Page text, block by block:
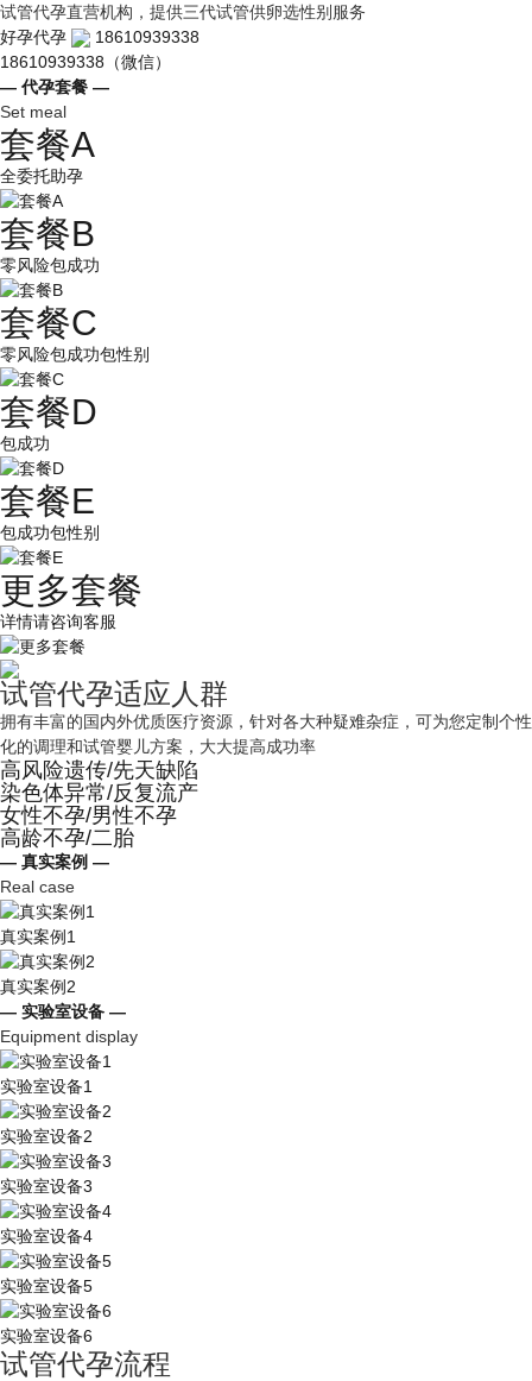
试管代孕直营机构，提供三代试管供卵选性别服务
好孕代孕
18610939338
18610939338（微信）
— 代孕套餐 —
Set meal
套餐A
全委托助孕
套餐B
零风险包成功
套餐C
零风险包成功包性别
套餐D
包成功
套餐E
包成功包性别
更多套餐
详情请咨询客服
试管代孕适应人群
拥有丰富的国内外优质医疗资源，针对各大种疑难杂症，可为您定制个性
化的调理和试管婴儿方案，大大提高成功率
高风险遗传/先天缺陷
染色体异常/反复流产
女性不孕/男性不孕
高龄不孕/二胎
— 真实案例 —
Real case
真实案例1
真实案例2
— 实验室设备 —
Equipment display
实验室设备1
实验室设备2
实验室设备3
实验室设备4
实验室设备5
实验室设备6
试管代孕流程